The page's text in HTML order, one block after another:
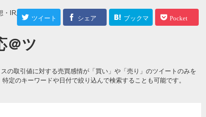
・IR反応＠ツ
ツイート シェア ブックマ Pocket
＠ツ
の取引値に対する売買感情が「買い」や「売り」のツイートのみを
定のキーワードや日付で絞り込んで検索することも可能です。